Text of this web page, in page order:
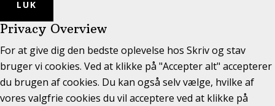
LUK
Privacy Overview
For at give dig den bedste oplevelse hos Skriv og stav
bruger vi cookies. Ved at klikke på "Accepter alt" accepterer
du brugen af cookies. Du kan også selv vælge, hvilke af
vores valgfrie cookies du vil acceptere ved at klikke på